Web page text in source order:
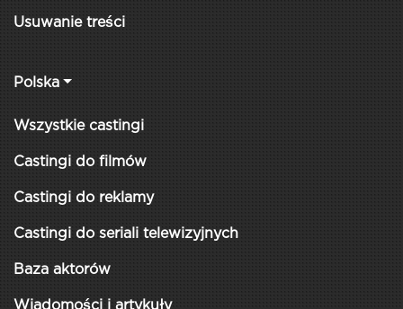
Usuwanie treści
Polska
Wszystkie castingi
Castingi do filmów
Castingi do reklamy
Castingi do seriali telewizyjnych
Baza aktorów
Wiadomości i artykuły